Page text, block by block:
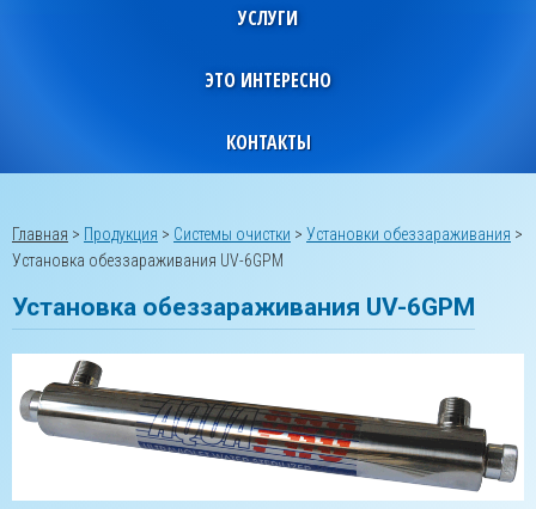
УСЛУГИ
ЭТО ИНТЕРЕСНО
КОНТАКТЫ
Главная > Продукция > Системы очистки > Установки обеззараживания >
Установка обеззараживания UV-6GPM
Установка обеззараживания UV-6GPM